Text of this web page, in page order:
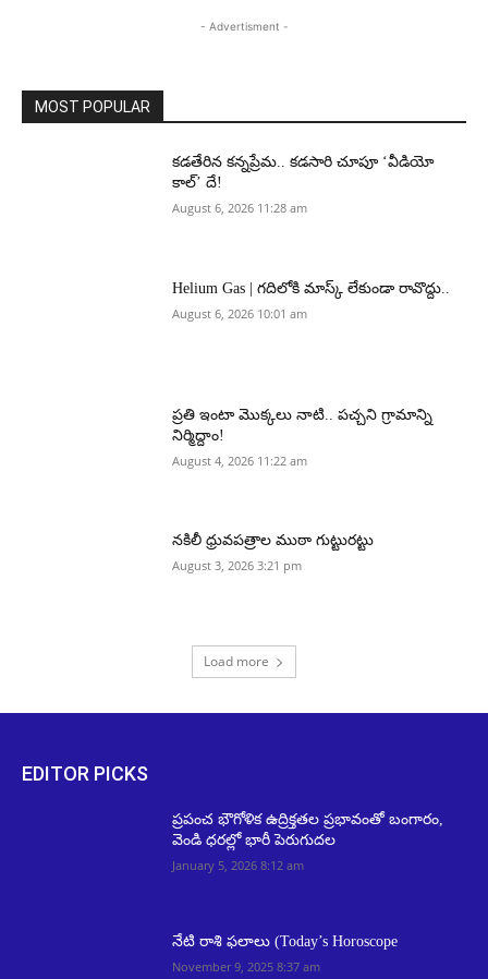
- Advertisment -
MOST POPULAR
కడతేరిన కన్నప్రేమ.. కడసారి చూపూ ‘వీడియో
కాల్’ దే!
August 6, 2026 11:28 am
Helium Gas | గదిలోకి మాస్క్ లేకుండా రావొద్దు..
August 6, 2026 10:01 am
ప్రతి ఇంటా మొక్కలు నాటి.. పచ్చని గ్రామాన్ని
నిర్మిద్దాం!
August 4, 2026 11:22 am
నకిలీ ధ్రువపత్రాల ముఠా గుట్టురట్టు
August 3, 2026 3:21 pm
Load more
EDITOR PICKS
ప్రపంచ భౌగోళిక ఉద్రిక్తతల ప్రభావంతో బంగారం,
వెండి ధరల్లో భారీ పెరుగుదల
January 5, 2026 8:12 am
నేటి రాశి ఫలాలు (Today’s Horoscope
November 9, 2025 8:37 am